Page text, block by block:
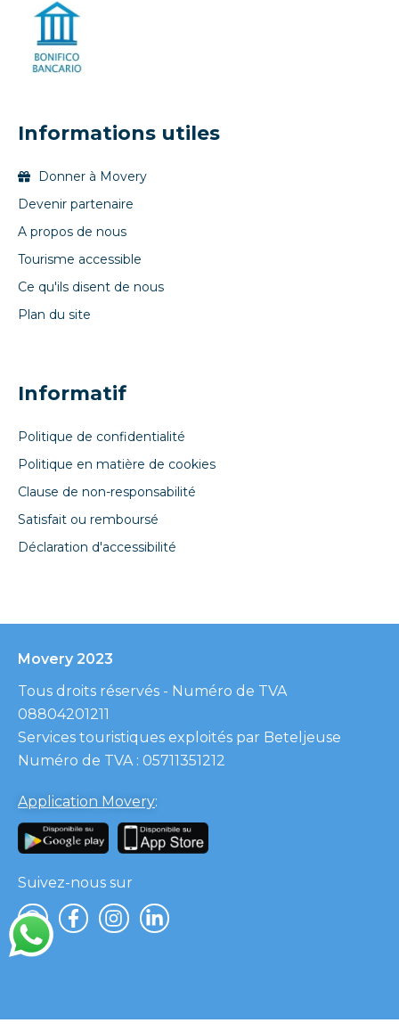
Informations utiles
Donner à Movery
Devenir partenaire
A propos de nous
Tourisme accessible
Ce qu'ils disent de nous
Plan du site
Informatif
Politique de confidentialité
Politique en matière de cookies
Clause de non-responsabilité
Satisfait ou remboursé
Déclaration d'accessibilité
Movery 2023
Tous droits réservés - Numéro de TVA
08804201211
Services touristiques exploités par Beteljeuse
Numéro de TVA : 05711351212
Application Movery:
Suivez-nous sur